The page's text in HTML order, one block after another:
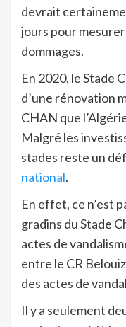
devrait
jours pour
dommages.
En 2020, le Stade
d’une rénovation
CHAN que
Malgré les
stades reste un
national.
En effet, ce n’est
gradins du Stade
actes de
entre le CR
des actes de
Il y a seulement